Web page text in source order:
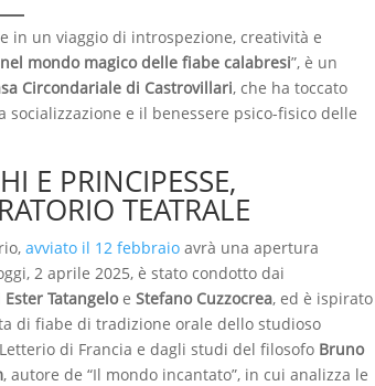
in un viaggio di introspezione, creatività e
mondo magico delle fiabe calabresi”, è un
Circondariale di Castrovillari, che ha toccato
socializzazione e il benessere psico-fisico delle
E PRINCIPESSE,
TEATRALE
avviato il 12 febbraio avrà una apertura
2 aprile 2025, è stato condotto dai
Ester TatangeloeStefano Cuzzocrea, ed è ispirato
di fiabe di tradizione orale dello studioso
di Francia e dagli studi del filosofo Bruno
, autore de “Il mondo incantato”, in cui analizza le